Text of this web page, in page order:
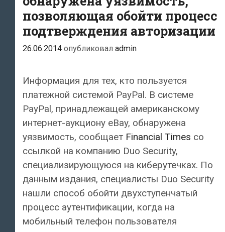
позволяющая обойти процесс
подтверждения авторизации
26.06.2014 опубликовал admin
Информация для тех, кто пользуется
платежной системой PayPal. В системе
PayPal, принадлежащей американскому
интернет-аукциону eBay, обнаружена
уязвимость, сообщает Financial Times со
ссылкой на компанию Duo Security,
специализирующуюся на киберутечках. По
данным издания, специалисты Duo Security
нашли способ обойти двухступенчатый
процесс аутентификации, когда на
мобильный телефон пользователя